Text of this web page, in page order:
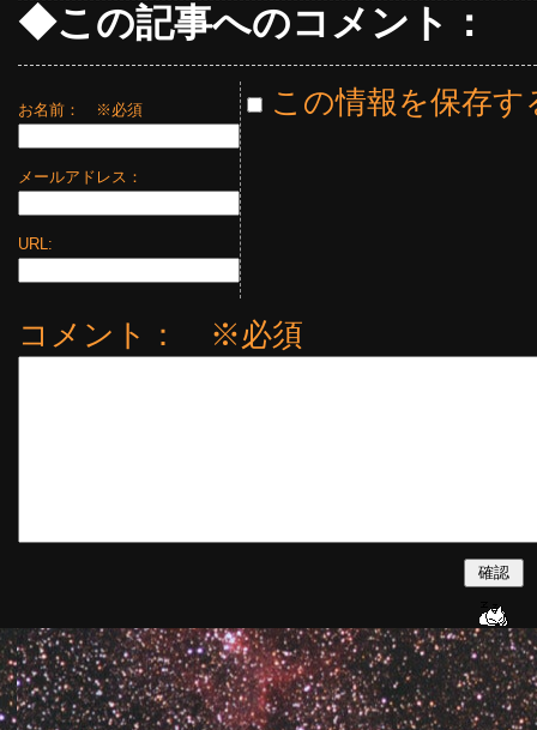
◆この記事へのコメント：
お名前： ※必須
メールアドレス：
URL:
この情報を保存す
コメント： ※必須